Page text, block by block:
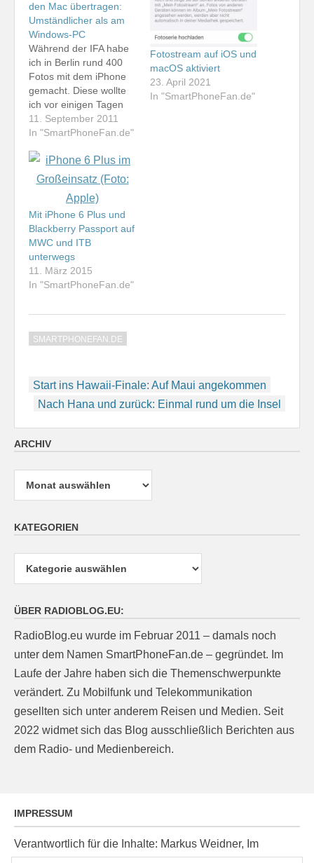
den Mac übertragen:
Umständlicher als am
Windows-PC
Während der IFA habe
ich in Berlin rund 400
Fotos mit dem iPhone
gemacht. Diese wollte
ich vor einigen Tagen
auf den iMac
übertragen. Dabei fiel
extrem umständlich
organisiert ist. Offenbar
lassen sich Fotos vom
iPhone nur mit iFoto auf
den Mac übertragen.
Ich nutze aber…
11. September 2011
In "SmartPhoneFan.de"
Fotostream auf iOS und
macOS aktiviert
23. April 2021
In "SmartPhoneFan.de"
Mit iPhone 6 Plus und
Blackberry Passport auf
MWC und ITB
unterwegs
11. März 2015
In "SmartPhoneFan.de"
SMARTPHONEFAN.DE
Beitragsnavigation
Start ins Hawaii-Finale: Auf Maui angekommen
Nach Hana und zurück: Einmal rund um die Insel
ARCHIV
Archiv
KATEGORIEN
ÜBER RADIOBLOG.EU:
RadioBlog.eu wurde im Februar 2011 – damals noch
unter dem Namen SmartPhoneFan.de – gegründet. Im
Laufe der Jahre haben sich die Themenschwerpunkte
verändert. Zu Mobilfunk und Telekommunikation
gesellten sich unter anderem Reisen und Medien. Seit
2022 widmet sich das Blog ausschließlich Berichten aus
dem Radio- und Medienbereich.
IMPRESSUM
Verantwortlich für die Inhalte: Markus Weidner, Im